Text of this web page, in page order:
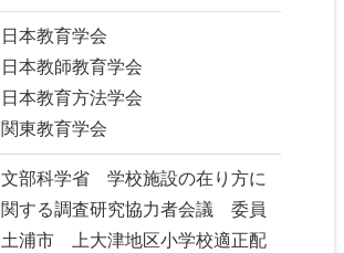
日本教育学会
日本教師教育学会
日本教育方法学会
関東教育学会
文部科学省 学校施設の在り方に
関する調査研究協力者会議 委員
土浦市 上大津地区小学校適正配